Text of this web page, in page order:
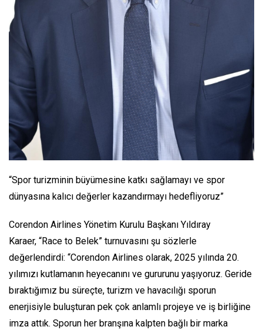
“Spor turizminin büyümesine katkı sağlamayı ve spor
dünyasına kalıcı değerler kazandırmayı hedefliyoruz”
Corendon Airlines Yönetim Kurulu Başkanı Yıldıray
Karaer, “Race to Belek” turnuvasını şu sözlerle
değerlendirdi: “Corendon Airlines olarak, 2025 yılında 20.
yılımızı kutlamanın heyecanını ve gururunu yaşıyoruz. Geride
bıraktığımız bu süreçte, turizm ve havacılığı sporun
enerjisiyle buluşturan pek çok anlamlı projeye ve iş birliğine
imza attık. Sporun her branşına kalpten bağlı bir marka